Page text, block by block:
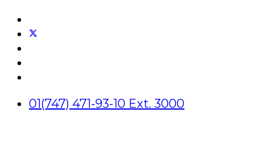
01(747) 471-93-10 Ext. 3000